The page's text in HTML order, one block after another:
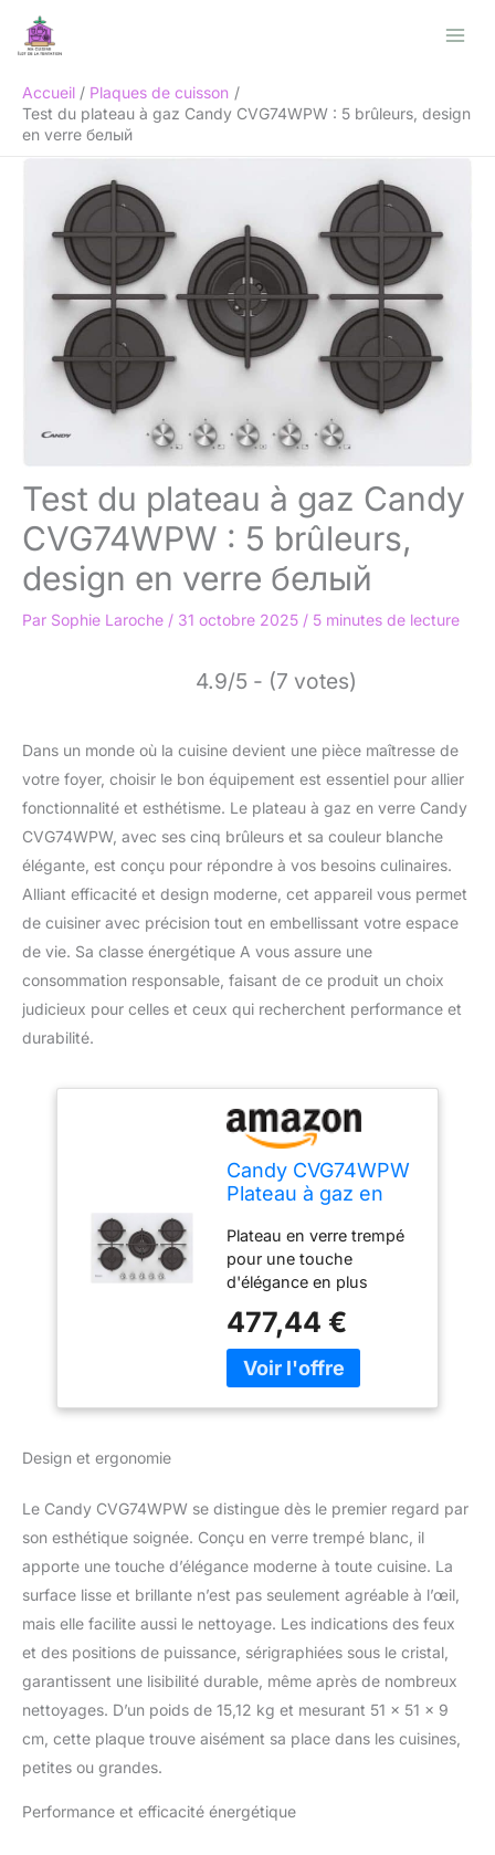
Accueil
Plaques de cuisson
Test du plateau à gaz Candy CVG74WPW : 5 brûleurs, design
en verre белый
Test du plateau à gaz Candy
CVG74WPW : 5 brûleurs,
design en verre белый
Par Sophie Laroche / 31 octobre 2025 / 5 minutes de lecture
4.9/5 - (7 votes)
Dans un monde où la cuisine devient une pièce maîtresse de
votre foyer, choisir le bon équipement est essentiel pour allier
fonctionnalité et esthétisme. Le plateau à gaz en verre Candy
CVG74WPW, avec ses cinq brûleurs et sa couleur blanche
élégante, est conçu pour répondre à vos besoins culinaires.
Alliant efficacité et design moderne, cet appareil vous permet
de cuisiner avec précision tout en embellissant votre espace
de vie. Sa classe énergétique A vous assure une
consommation responsable, faisant de ce produit un choix
judicieux pour celles et ceux qui recherchent performance et
durabilité.
Candy CVG74WPW
Plateau à gaz en
couleur blanche
Plateau en verre trempé
pour une touche
d'élégance en plus
longue durée de vie des
matériaux et des
performances de haut
grande efficacité que les
brûleurs traditionnels.
Particulièrement adapté
grande taille et permet de
cuisiner avec précision
tous les types de plats
Puissance totale : 12,5
kW Grilles en fonte pour
une meilleure
transmission de la
élevées Sécurité gaz
477,44 €
Design et ergonomie
Le Candy CVG74WPW se distingue dès le premier regard par
son esthétique soignée. Conçu en verre trempé blanc, il
apporte une touche d’élégance moderne à toute cuisine. La
surface lisse et brillante n’est pas seulement agréable à l’œil,
mais elle facilite aussi le nettoyage. Les indications des feux
et des positions de puissance, sérigraphiées sous le cristal,
garantissent une lisibilité durable, même après de nombreux
nettoyages. D’un poids de 15,12 kg et mesurant 51 x 51 x 9
cm, cette plaque trouve aisément sa place dans les cuisines,
petites ou grandes.
Performance et efficacité énergétique
Rechercher